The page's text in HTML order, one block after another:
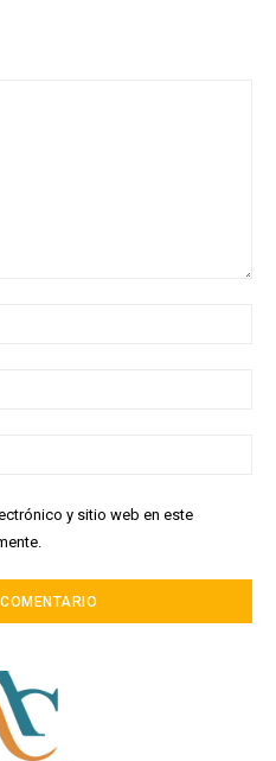
y sitio web en este